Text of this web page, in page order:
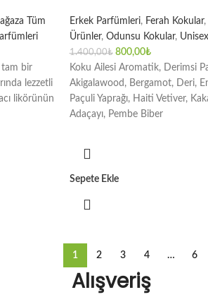
Tüm
tam bir
lezzetli
likörünün
Erkek Parfümleri, Ferah Kokular,
Ürünler, Odunsu Kokular,
1.400,00₺ 800,00₺
Koku Ailesi Aromatik, Derimsi
Akigalawood, Bergamot, Deri,
Paçuli Yaprağı, Haiti Vetiver,
Adaçayı, Pembe Biber
Sepete Ekle
1 2 3 4 … 6
Alışveriş